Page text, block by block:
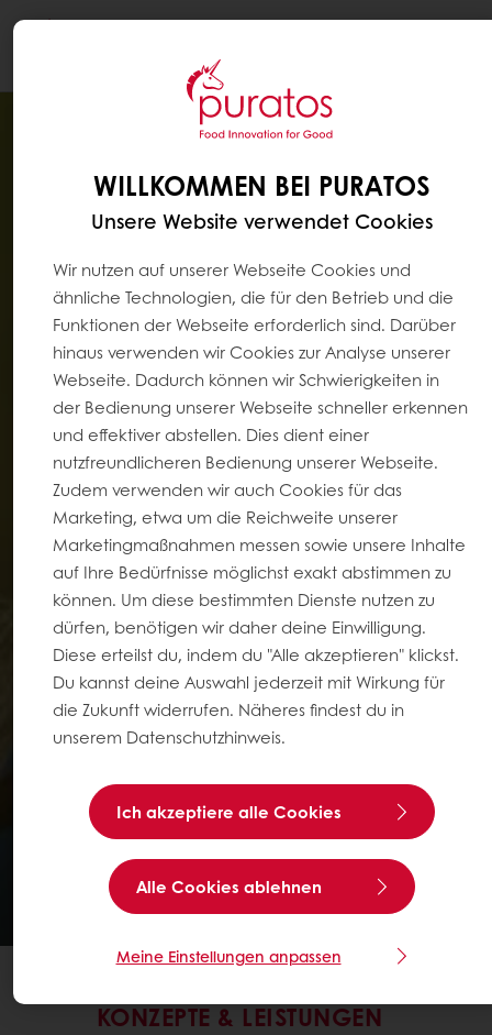
GESUNDHEIT & WOHLBEFINDEN
KONZEPTE & LEISTUNGEN
WILLKOMMEN BEI PURATOS
Unsere Website verwendet Cookies
Wir nutzen auf unserer Webseite Cookies und
ähnliche Technologien, die für den Betrieb und die
Funktionen der Webseite erforderlich sind. Darüber
hinaus verwenden wir Cookies zur Analyse unserer
Webseite. Dadurch können wir Schwierigkeiten in
der Bedienung unserer Webseite schneller erkennen
und effektiver abstellen. Dies dient einer
nutzfreundlicheren Bedienung unserer Webseite.
Zudem verwenden wir auch Cookies für das
Marketing, etwa um die Reichweite unserer
Marketingmaßnahmen messen sowie unsere Inhalte
auf Ihre Bedürfnisse möglichst exakt abstimmen zu
können. Um diese bestimmten Dienste nutzen zu
dürfen, benötigen wir daher deine Einwilligung.
Diese erteilst du, indem du "Alle akzeptieren" klickst.
Du kannst deine Auswahl jederzeit mit Wirkung für
die Zukunft widerrufen. Näheres findest du in
unserem Datenschutzhinweis.
Ich akzeptiere alle Cookies
Alle Cookies ablehnen
Meine Einstellungen anpassen